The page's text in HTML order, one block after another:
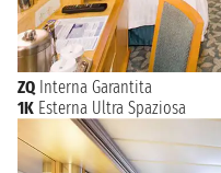
ZQ Interna Garantita
1K Esterna Ultra Spaziosa